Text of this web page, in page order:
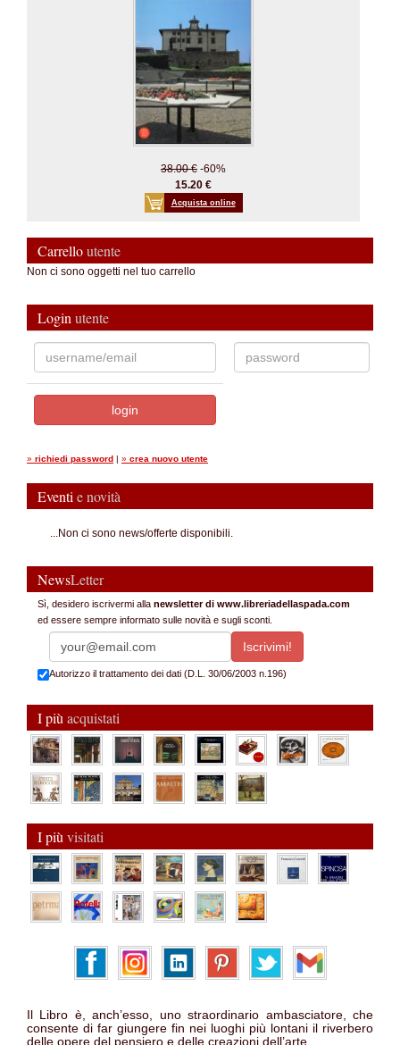
38.00 € -60%
15.20 €
Acquista online
Carrelloutente
Non ci sono oggetti nel tuo carrello
Login utente
» richiedi password | » crea nuovo utente
Eventi e novità
...Non ci sono news/offerte disponibili.
NewsLetter
Sì, desidero iscrivermi alla newsletter di www.libreriadellaspada.com
ed essere sempre informato sulle novità e sugli sconti.
Autorizzo il trattamento dei dati (D.L. 30/06/2003 n.196)
I più acquistati
I più visitati
Il Libro è, anch’esso, uno straordinario ambasciatore, che
consente di far giungere fin nei luoghi più lontani il riverbero
delle opere del pensiero e delle creazioni dell’arte.